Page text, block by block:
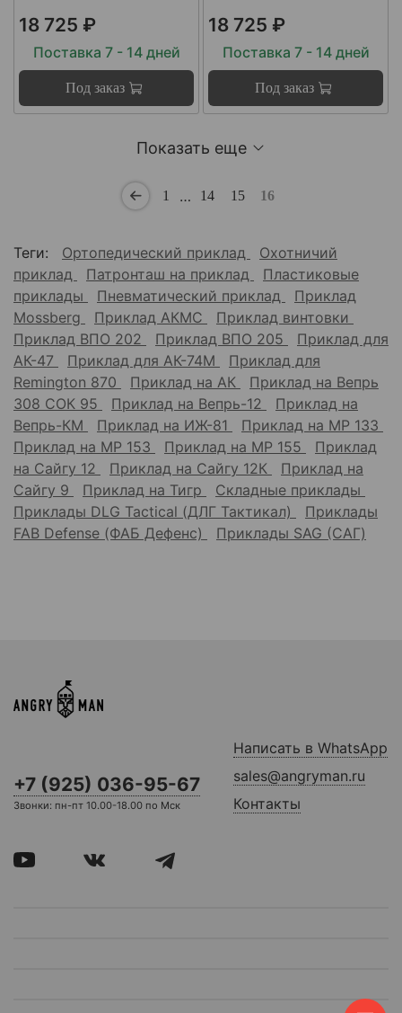
18 725 ₽
Поставка 7 - 14 дней
Под заказ
18 725 ₽
Поставка 7 - 14 дней
Под заказ
Показать еще
1 … 14 15 16
Теги: Ортопедический приклад
Охотничий
приклад
Патронташ на приклад
Пластиковые
приклады
Пневматический приклад
Приклад
Mossberg
Приклад АКМС
Приклад винтовки
Приклад ВПО 202
Приклад ВПО 205
Приклад для
АК-47
Приклад для АК-74М
Приклад для
Remington 870
Приклад на АК
Приклад на Вепрь
308 СОК 95
Приклад на Вепрь-12
Приклад на
Вепрь-КМ
Приклад на ИЖ-81
Приклад на МР 133
Приклад на МР 153
Приклад на МР 155
Приклад
на Сайгу 12
Приклад на Сайгу 12К
Приклад на
Сайгу 9
Приклад на Тигр
Складные приклады
Приклады DLG Tactical (ДЛГ Тактикал)
Приклады
FAB Defense (ФАБ Дефенс)
Приклады SAG (САГ)
+7 (925) 036-95-67
Звонки: пн-пт 10.00-18.00 по Мск
Написать в WhatsApp
sales@angryman.ru
Контакты